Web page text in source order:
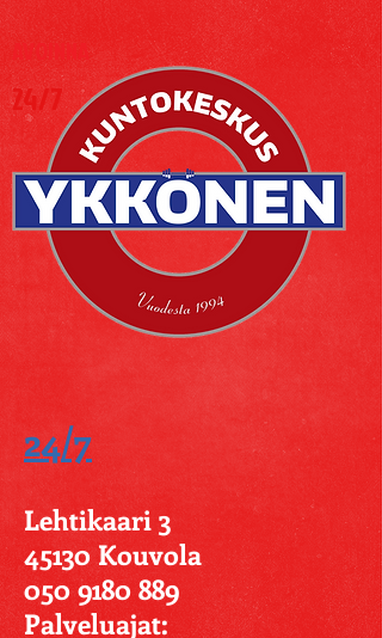
AVOINNA
24/7
24/7
Lehtikaari 3
45130 Kouvola
050 9180 889
Palveluajat: